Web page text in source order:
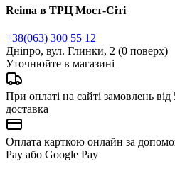
Reima в ТРЦ Мост-Сіті
+38(063) 300 55 12
Дніпро, вул. Глинки, 2 (0 поверх)
Уточнюйте в магазині
При оплаті на сайті замовлень
доставка
Оплата карткою онлайн за
Pay або Google Pay